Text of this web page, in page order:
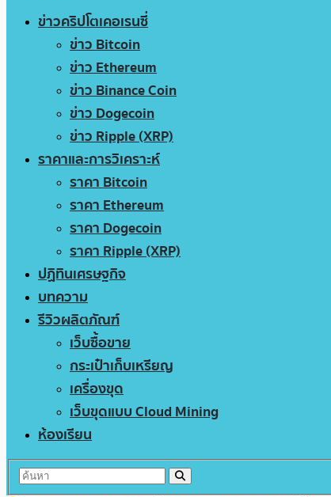
ข่าวคริปโตเคอเรนซี่
ข่าว Bitcoin
ข่าว Ethereum
ข่าว Binance Coin
ข่าว Dogecoin
ข่าว Ripple (XRP)
ราคาและการวิเคราะห์
ราคา Bitcoin
ราคา Ethereum
ราคา Dogecoin
ราคา Ripple (XRP)
ปฏิทินเศรษฐกิจ
บทความ
รีวิวผลิตภัณฑ์
เว็บซื้อขาย
กระเป๋าเก็บเหรียญ
เครื่องขุด
เว็บขุดแบบ Cloud Mining
ห้องเรียน